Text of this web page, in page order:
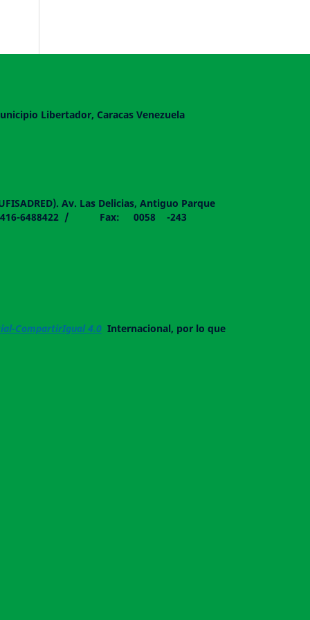
Libertador, Caracas Venezuela
Av. Las Delicias, Antiguo Parque
- 0416-6488422 / Fax: 0058 -243
CompartirIgual 4.0 Internacional, por lo que